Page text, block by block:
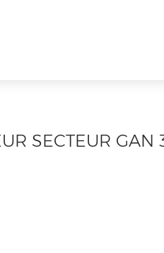
SECTEUR